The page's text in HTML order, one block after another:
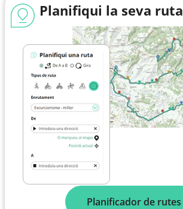
Planifiqui la seva ruta
Planificador de rutes